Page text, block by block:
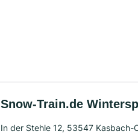
Snow-Train.de
In der Stehle 12, 53547 Kasbach-